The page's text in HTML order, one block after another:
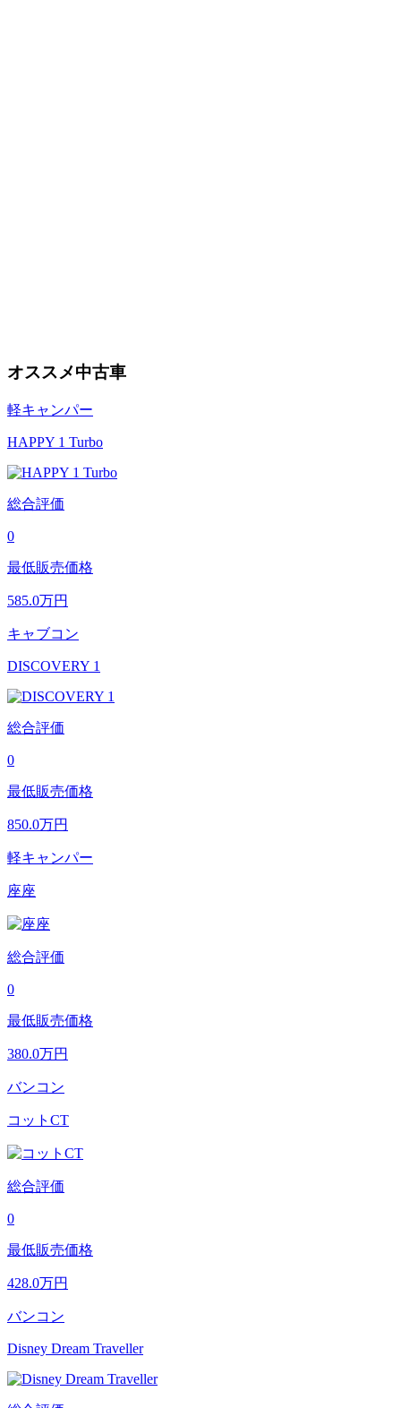
オススメ中古車
軽キャンパー
HAPPY 1 Turbo
総合評価
0
最低販売価格
585.0万円
キャブコン
DISCOVERY 1
総合評価
0
最低販売価格
850.0万円
軽キャンパー
座座
総合評価
0
最低販売価格
380.0万円
バンコン
コットCT
総合評価
0
最低販売価格
428.0万円
バンコン
Disney Dream Traveller